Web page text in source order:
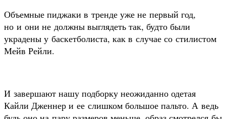
Объемные пиджаки в тренде уже не первый год,
но и они не должны выглядеть так, будто были
украдены у баскетболиста, как в случае со стилистом
Мейв Рейли.
И завершают нашу подборку неожиданно одетая
Кайли Дженнер и ее слишком большое пальто. А ведь